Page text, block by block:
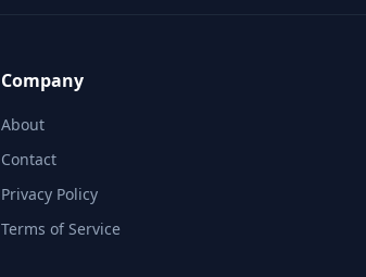
Company
About
Contact
Privacy Policy
Terms of Service